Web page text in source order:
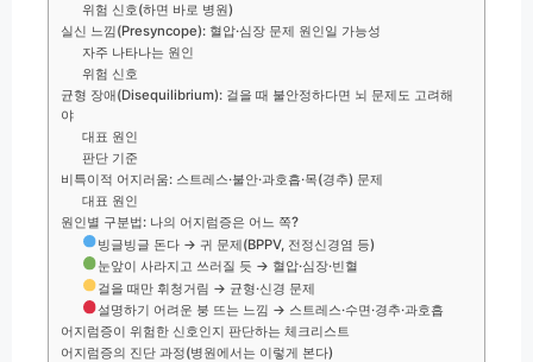
위험 신호(하면 바로 병원)
실신 느낌(Presyncope): 혈압·심장 문제 원인일 가능성
자주 나타나는 원인
위험 신호
균형 장애(Disequilibrium): 걸을 때 불안정하다면 뇌 문제도 고려해
야
대표 원인
판단 기준
비특이적 어지러움: 스트레스·불안·과호흡·목(경추) 문제
대표 원인
원인별 구분법: 나의 어지럼증은 어느 쪽?
빙글빙글 돈다 → 귀 문제(BPPV, 전정신경염 등)
눈앞이 사라지고 쓰러질 듯 → 혈압·심장·빈혈
걸을 때만 휘청거림 → 균형·신경 문제
설명하기 어려운 붕 뜨는 느낌 → 스트레스·수면·경추·과호흡
어지럼증이 위험한 신호인지 판단하는 체크리스트
어지럼증의 진단 과정(병원에서는 이렇게 본다)